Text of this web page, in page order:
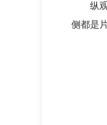
纵观
侧都是